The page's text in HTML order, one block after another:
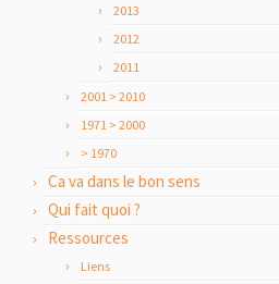
2013
2012
2011
2001 > 2010
1971 > 2000
> 1970
Ca va dans le bon sens
Qui fait quoi ?
Ressources
Liens